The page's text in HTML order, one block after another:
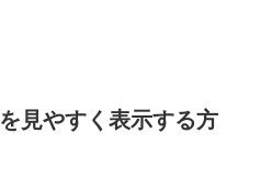
見やすく表示する方